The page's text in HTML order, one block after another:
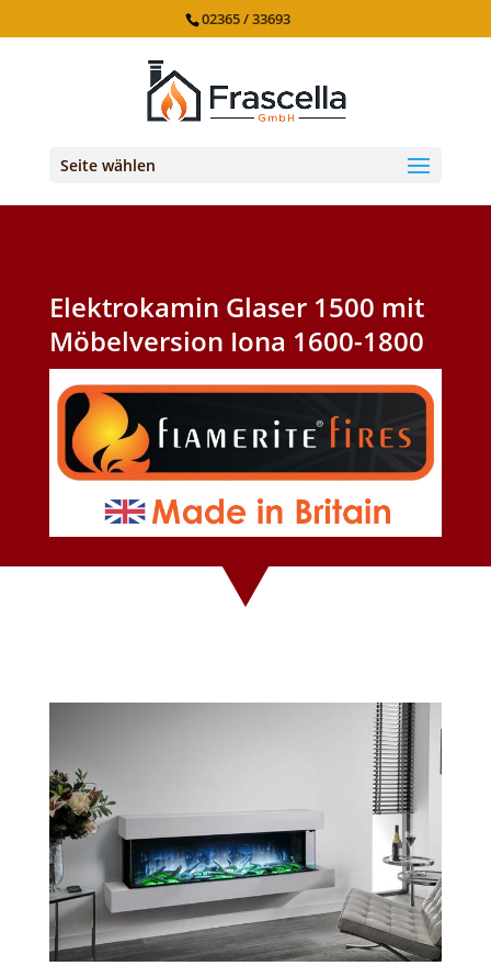
02365 / 33693
Seite wählen
Elektrokamin Glaser 1500 mit
Möbelversion Iona 1600-1800